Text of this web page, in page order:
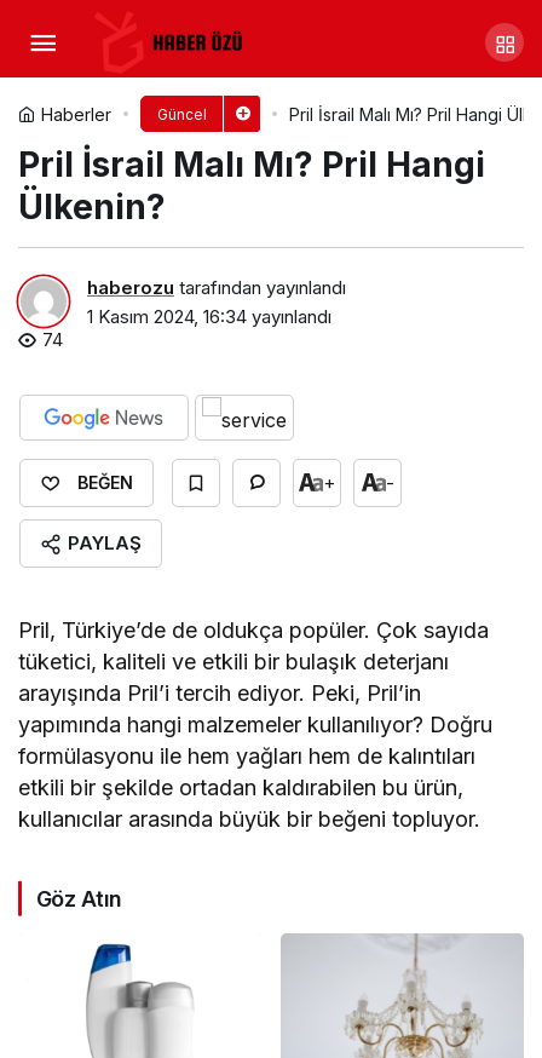
Haberler Güncel Pril İsrail Malı Mı? Pril Hangi
Pril İsrail Malı Mı? Pril Hangi
Ülkenin?
haberozu tarafından yayınlandı
1 Kasım 2024, 16:34 yayınlandı
74
BEĞEN + -
PAYLAŞ
Pril, Türkiye’de de oldukça popüler. Çok sayıda
tüketici, kaliteli ve etkili bir bulaşık deterjanı
arayışında Pril’i tercih ediyor. Peki, Pril’in
yapımında hangi malzemeler kullanılıyor? Doğru
formülasyonu ile hem yağları hem de kalıntıları
etkili bir şekilde ortadan kaldırabilen bu ürün,
kullanıcılar arasında büyük bir beğeni topluyor.
Göz Atın
Signal İsrail Malı Mı? Signal
Hangi Ülkenin?
Yorum Yap